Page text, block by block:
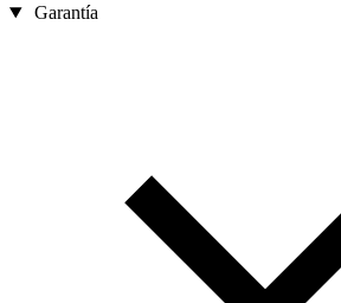
Garantía